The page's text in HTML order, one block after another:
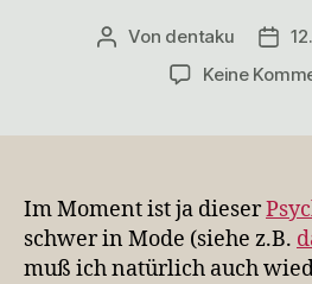
Beitragsautor
Von dentaku
Keine
Im Moment ist ja dieser
schwer in Mode (siehe z.B.
muß ich natürlich auch